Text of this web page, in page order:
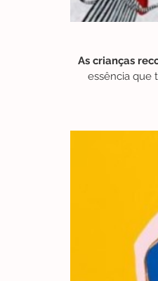
As crianças
essência que